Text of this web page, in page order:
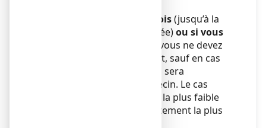
mois(jusqu’à la
semaine d’aménorrhée)ou si vous
, vous ne devez
pas prendre ce médicament, sauf en cas
d’absolue nécessité. Celle-ci sera
déterminée par votre médecin. Le cas
échéant, la dose devra être la plus faible
possible et la durée du traitement la plus